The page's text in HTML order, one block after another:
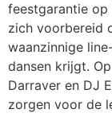
feestgarantie op
zich voorbereid
waanzinnige
dansen krijgt.
Darraver en DJ
zorgen voor de